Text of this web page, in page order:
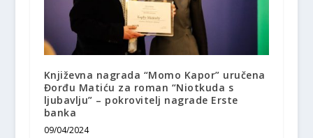
Književna nagrada “Momo Kapor” uručena
Đorđu Matiću za roman “Niotkuda s
ljubavlju” – pokrovitelj nagrade Erste
banka
09/04/2024